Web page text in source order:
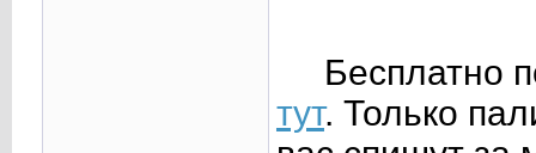
Бесплатно
тут. Только